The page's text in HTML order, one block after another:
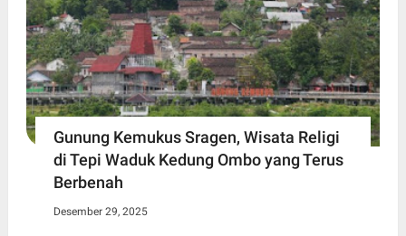
Gunung Kemukus Sragen, Wisata Religi
di Tepi Waduk Kedung Ombo yang Terus
Berbenah
Desember 29, 2025